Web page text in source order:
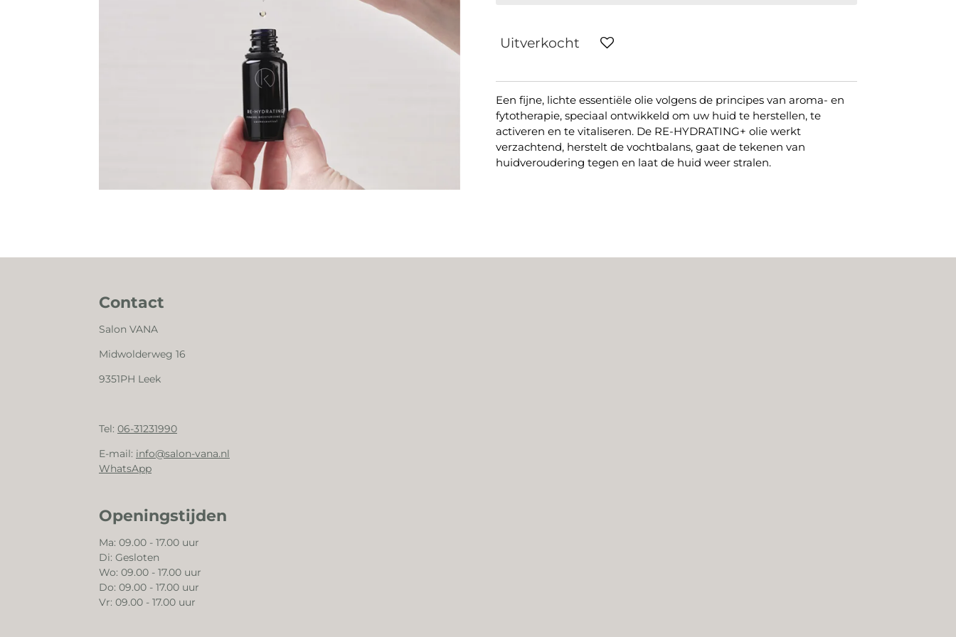
Uitverkocht
Een fijne, lichte essentiële olie volgens de principes van aroma- en
fytotherapie, speciaal ontwikkeld om uw huid te herstellen, te
activeren en te vitaliseren. De RE-HYDRATING+ olie werkt
verzachtend, herstelt de vochtbalans, gaat de tekenen van
huidveroudering tegen en laat de huid weer stralen.
Contact
Salon VANA
Midwolderweg 16
9351PH Leek
Tel: 06-31231990
E-mail: info@salon-vana.nl
WhatsApp
Openingstijden
Ma: 09.00 - 17.00 uur
Di: Gesloten
Wo: 09.00 - 17.00 uur
Do: 09.00 - 17.00 uur
Vr: 09.00 - 17.00 uur